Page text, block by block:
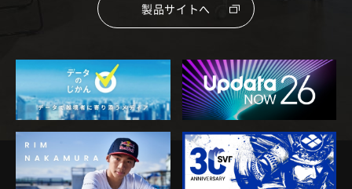
製品サイトへ